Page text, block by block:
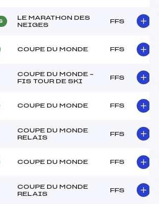
LE MARATHON DES
NEIGES
FFS
COUPE DU MONDE FFS
COUPE DU MONDE –
FIS TOUR DE SKI
FFS
COUPE DU MONDE FFS
COUPE DU MONDE
RELAIS
FFS
COUPE DU MONDE FFS
COUPE DU MONDE
RELAIS
FFS